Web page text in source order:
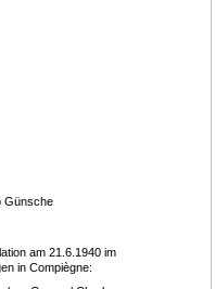
Günsche
am 21.6.1940 im
in Compiègne: